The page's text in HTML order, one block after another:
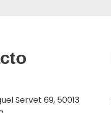
Servet 69, 50013